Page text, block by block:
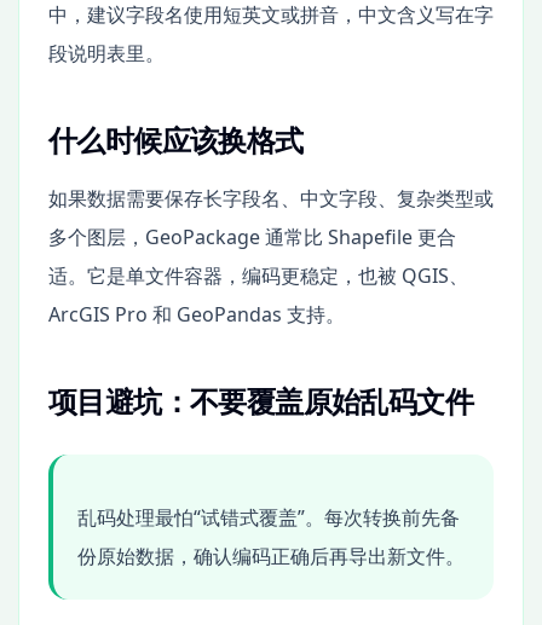
中，建议字段名使用短英文或拼音，中文含义写在字
段说明表里。
什么时候应该换格式
如果数据需要保存长字段名、中文字段、复杂类型或
多个图层，GeoPackage 通常比 Shapefile 更合
适。它是单文件容器，编码更稳定，也被 QGIS、
ArcGIS Pro 和 GeoPandas 支持。
项目避坑：不要覆盖原始乱码文件
乱码处理最怕“试错式覆盖”。每次转换前先备
份原始数据，确认编码正确后再导出新文件。